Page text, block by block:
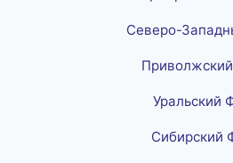
Северо-
Уральский
Сибирский